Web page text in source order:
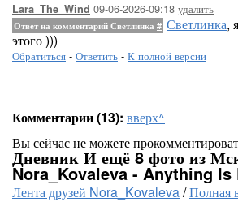
Lara_The_Wind 09-06-2026-09:18 удалить
Ответ на комментарий Светлинка # Светлинка,
этого )))
Обратиться - Ответить - К полной версии
Комментарии (13): вверх^
Вы сейчас не можете
Дневник И ещё 8 фото из
Nora_Kovaleva - Anything Is
Лента друзей Nora_Kovaleva/Полная